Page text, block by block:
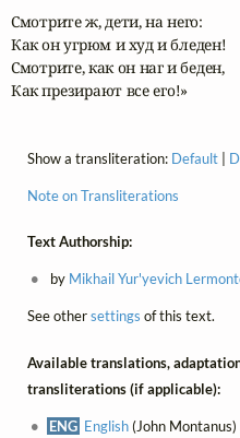
Смотрите ж, дети, на него:
Как он угрюм и худ и бледен!
Смотрите, как он наг и беден,
Как презирают все его!»
Show a transliteration: Default|
Note on Transliterations
Text Authorship:
by Mikhail Yur'yevich
See othersettings of this text.
Available translations,
transliterations (if applicable):
ENG English(John